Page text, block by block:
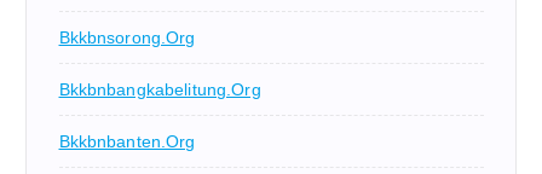
Bkkbnsorong.org
Bkkbnbangkabelitung.org
Bkkbnbanten.org